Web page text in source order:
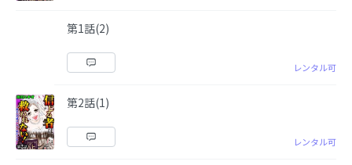
第1話(2)
レンタル可
第2話(1)
レンタル可